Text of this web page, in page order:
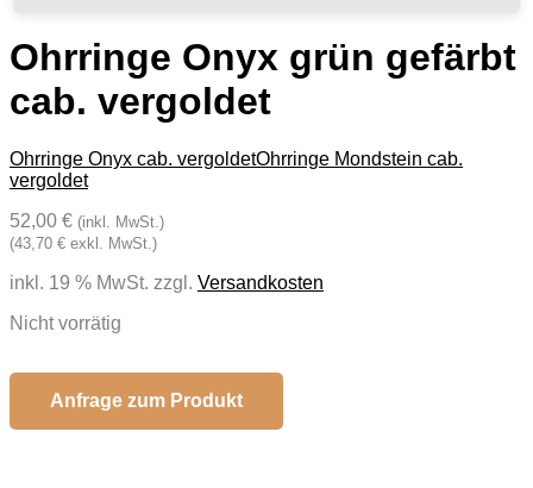
Ohrringe Onyx grün gefärbt
cab. vergoldet
Ohrringe Onyx cab. vergoldetOhrringe Mondstein cab.
vergoldet
52,00 € (inkl. MwSt.)
(43,70 € exkl. MwSt.)
inkl. 19 % MwSt. zzgl. Versandkosten
Nicht vorrätig
Anfrage zum Produkt